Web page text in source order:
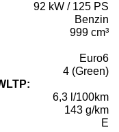
92 kW / 125 PS
Benzin
999 cm³
Euro6
4 (Green)
6,3 l/100km
143 g/km
E